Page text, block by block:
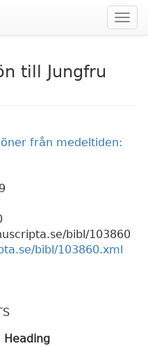
till Jungfru
från medeltiden:
bibl/103860
bibl/103860.xml
Heading